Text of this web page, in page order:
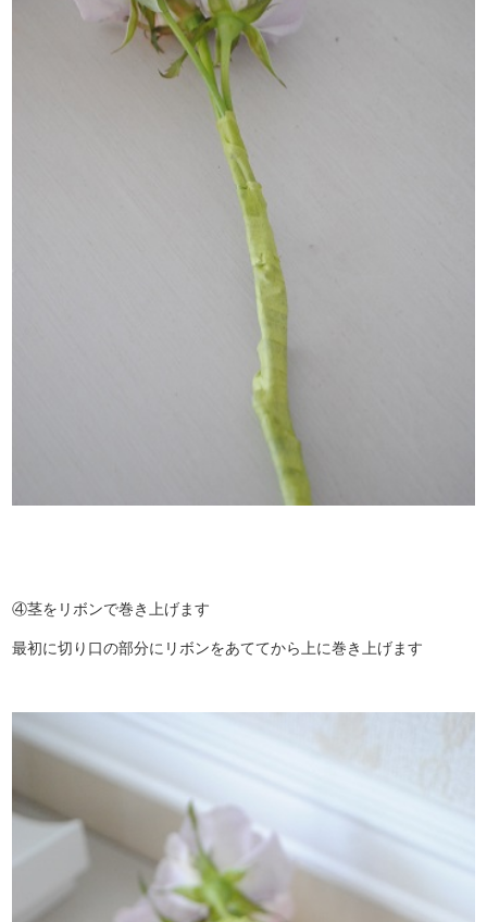
④茎をリボンで巻き上げます
最初に切り口の部分にリボンをあててから上に巻き上げます